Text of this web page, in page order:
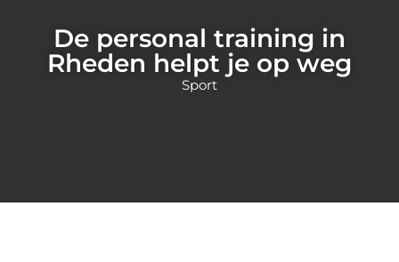
De personal training in
Rheden helpt je op weg
Sport